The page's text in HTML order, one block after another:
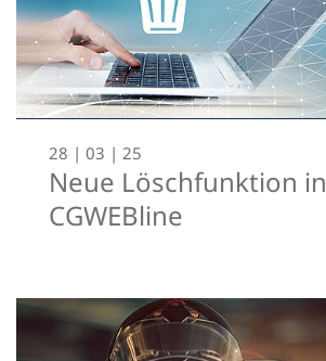
28 | 03 | 25
Neue Löschfunktion in
CGWEBline